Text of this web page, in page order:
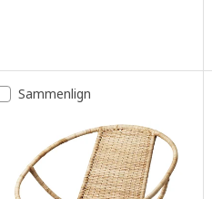
Sammenlign